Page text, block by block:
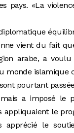
pays. «La
vient du fait
arabe, a
monde islamique
pourtant
a imposé le
appliquaient le
apprécié le